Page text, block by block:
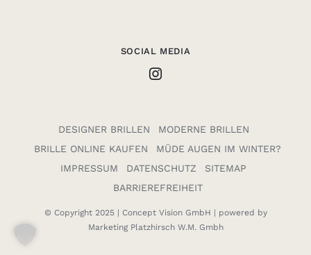
SOCIAL MEDIA
DESIGNER BRILLEN
MODERNE BRILLEN
BRILLE ONLINE KAUFEN
MÜDE AUGEN IM WINTER?
IMPRESSUM
DATENSCHUTZ
SITEMAP
BARRIEREFREIHEIT
© Copyright 2025 | Concept Vision GmbH | powered by
Marketing Platzhirsch W.M. Gmbh